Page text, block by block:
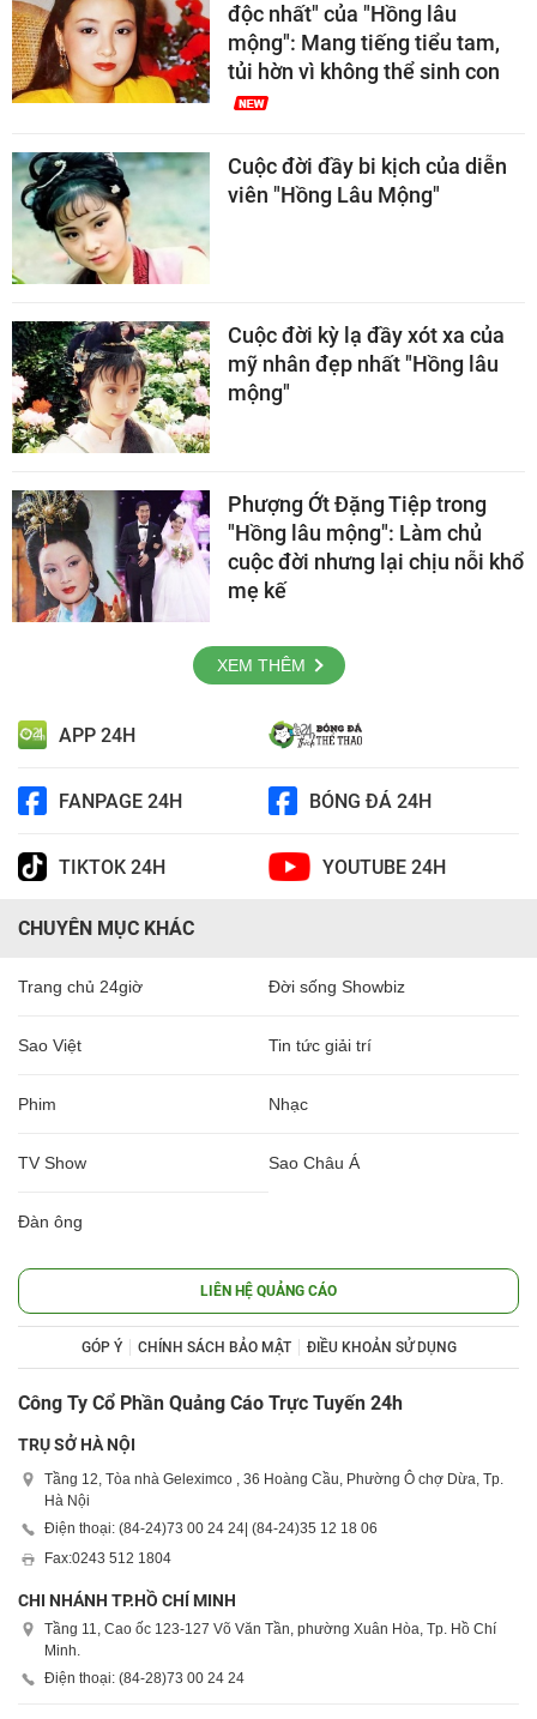
độc nhất" của "Hồng lâu
mộng": Mang tiếng tiểu tam,
tủi hờn vì không thể sinh con
Cuộc đời đầy bi kịch của diễn
viên "Hồng Lâu Mộng"
Cuộc đời kỳ lạ đầy xót xa của
mỹ nhân đẹp nhất "Hồng lâu
mộng"
Phượng Ớt Đặng Tiệp trong
"Hồng lâu mộng": Làm chủ
cuộc đời nhưng lại chịu nỗi khổ
mẹ kế
XEM THÊM
APP 24H
FANPAGE 24H BÓNG ĐÁ 24H
TIKTOK 24H YOUTUBE 24H
CHUYÊN MỤC KHÁC
Trang chủ 24giờ Đời sống Showbiz
Sao Việt Tin tức giải trí
Phim Nhạc
TV Show Sao Châu Á
Đàn ông
LIÊN HỆ QUẢNG CÁO
GÓP Ý CHÍNH SÁCH BẢO MẬT ĐIỀU KHOẢN SỬ DỤNG
Công Ty Cổ Phần Quảng Cáo Trực Tuyến 24h
TRỤ SỞ HÀ NỘI
Tầng 12, Tòa nhà Geleximco , 36 Hoàng Cầu, Phường Ô chợ Dừa, Tp.
Hà Nội
Điện thoại: (84-24)73 00 24 24 | (84-24)35 12 18 06
Fax:0243 512 1804
CHI NHÁNH TP.HỒ CHÍ MINH
Tầng 11, Cao ốc 123-127 Võ Văn Tần, phường Xuân Hòa, Tp. Hồ Chí
Minh.
Điện thoại: (84-28)73 00 24 24